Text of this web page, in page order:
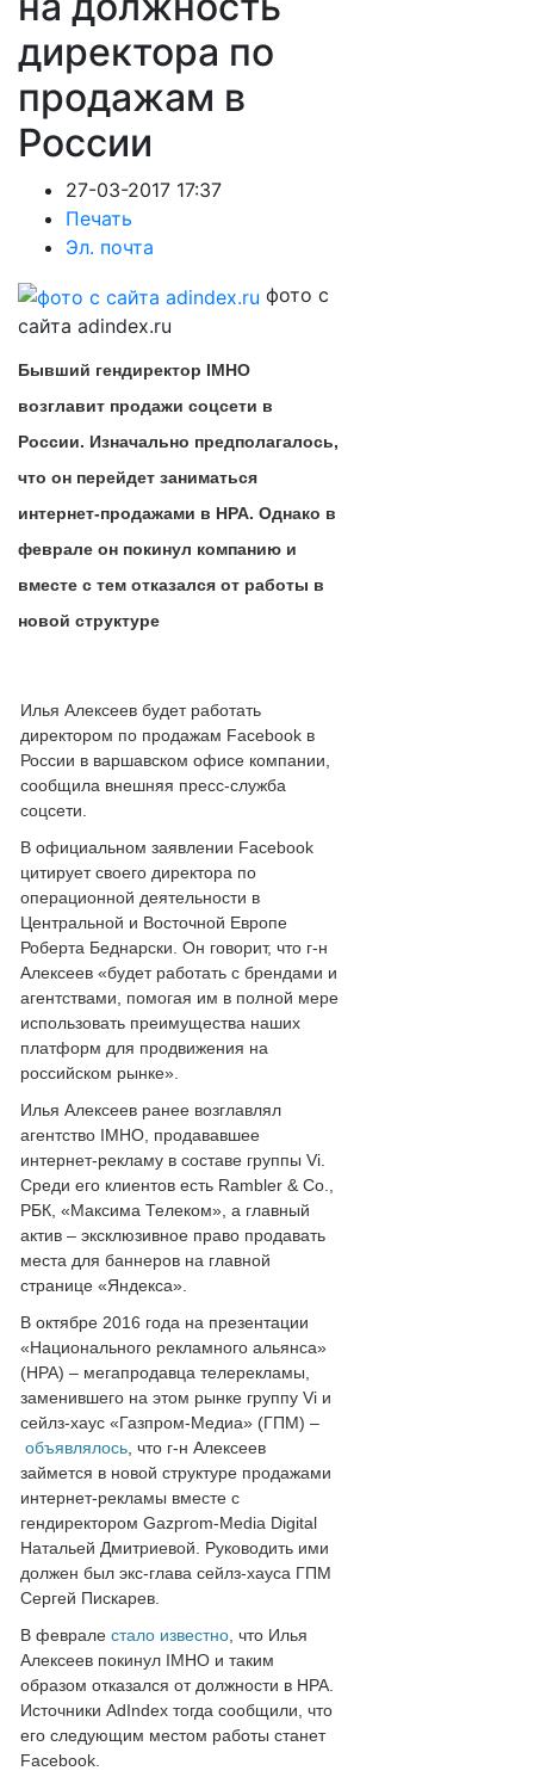
директора по
продажам в
России
27-03-2017 17:37
Печать
Эл. почта
фото с
сайта adindex.ru
Бывший гендиректор IMHO
возглавит продажи соцсети в
России. Изначально предполагалось,
что он перейдет заниматься
интернет-продажами в НРА. Однако в
феврале он покинул компанию и
вместе с тем отказался от работы в
новой структуре
Илья Алексеев будет работать
директором по продажам Facebook в
России в варшавском офисе компании,
сообщила внешняя пресс-служба
соцсети.
В официальном заявлении Facebook
цитирует своего директора по
операционной деятельности в
Центральной и Восточной Европе
Роберта Беднарски. Он говорит, что г-н
Алексеев «будет работать с брендами и
агентствами, помогая им в полной мере
использовать преимущества наших
платформ для продвижения на
российском рынке».
Илья Алексеев ранее возглавлял
агентство IMHO, продававшее
интернет-рекламу в составе группы Vi.
Среди его клиентов есть Rambler & Co.,
РБК, «Максима Телеком», а главный
актив – эксклюзивное право продавать
места для баннеров на главной
странице «Яндекса».
В октябре 2016 года на презентации
«Национального рекламного альянса»
(НРА) – мегапродавца телерекламы,
заменившего на этом рынке группу Vi и
сейлз-хаус «Газпром-Медиа» (ГПМ) –
объявлялось , что г-н Алексеев
займется в новой структуре продажами
интернет-рекламы вместе с
гендиректором Gazprom-Media Digital
Натальей Дмитриевой. Руководить ими
должен был экс-глава сейлз-хауса ГПМ
Сергей Пискарев.
В феврале стало известно , что Илья
Алексеев покинул IMHO и таким
образом отказался от должности в НРА.
Источники AdIndex тогда сообщили, что
его следующим местом работы станет
Facebook.